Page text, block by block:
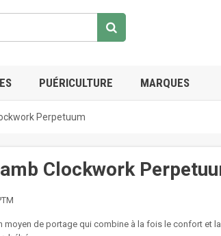
PUÉRICULTURE MARQUES
Perpetuum
Clockwork
moyen de portage qui combine à la fois le confort et